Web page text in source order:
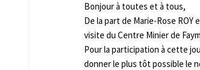
Bonjour à toutes et à tous,
De la part de Marie-Rose
visite du Centre Minier de
Pour la participation à cette
donner le plus tôt possible le